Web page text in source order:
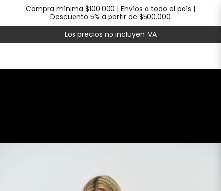
Compra mínima $100.000 | Envíos a todo el país |
Descuento 5% a partir de $500.000
Los precios no incluyen IVA